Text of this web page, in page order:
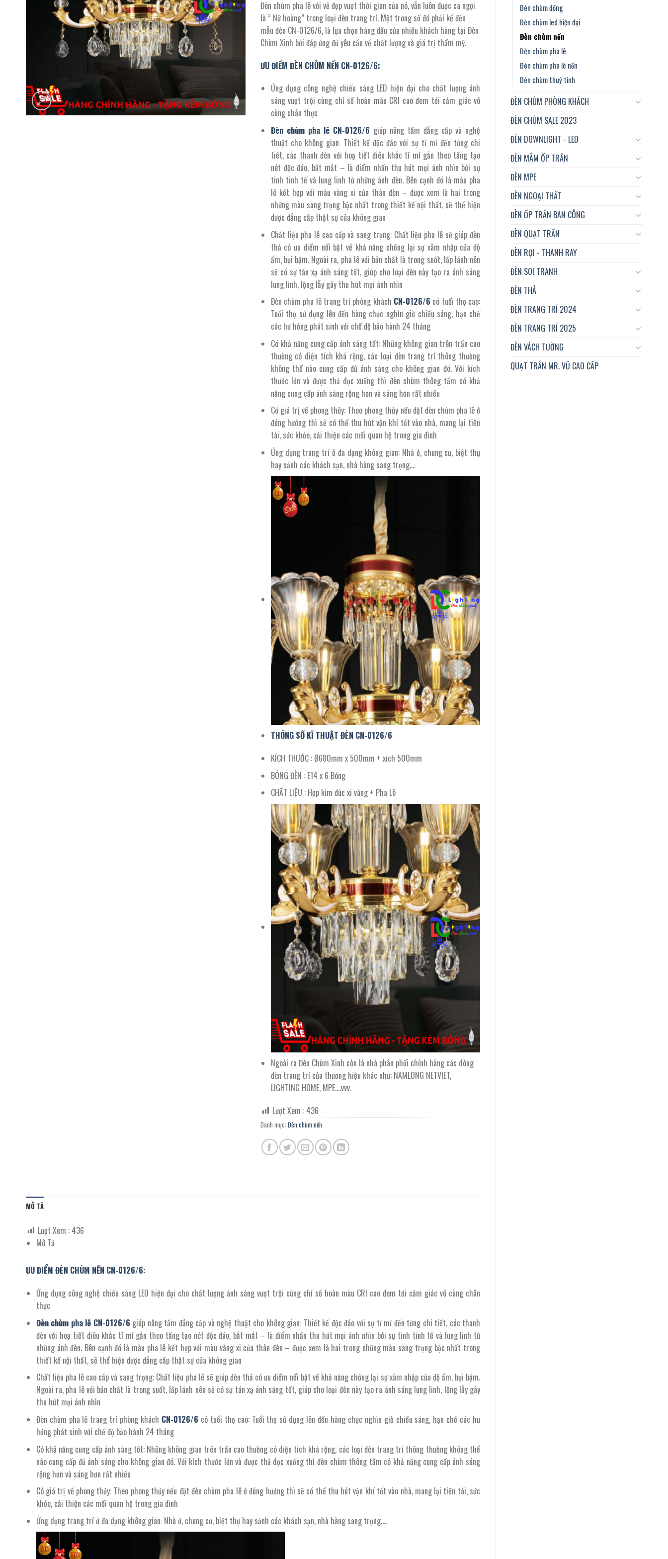
Đèn chùm đồng
Đèn chùm led hiện đại
Đèn chùm nến
Đèn chùm pha lê
Đèn chùm pha lê nến
Đèn chùm thuỷ tinh
ĐÈN CHÙM PHÒNG KHÁCH
ĐÈN CHÙM SALE 2023
ĐÈN DOWNLIGHT - LED
ĐÈN MÂM ỐP TRẦN
ĐÈN MPE
ĐÈN NGOẠI THẤT
ĐÈN ỐP TRẦN BAN CÔNG
ĐÈN QUẠT TRẦN
ĐÈN RỌI - THANH RAY
ĐÈN SOI TRANH
ĐÈN THẢ
ĐÈN TRANG TRÍ 2024
ĐÈN TRANG TRÍ 2025
ĐÈN VÁCH TƯỜNG
QUẠT TRẦN MR. VŨ CAO CẤP
là:
9.828.000 ₫.
tại
là:
5.405.400 ₫.
Đèn chùm pha lê với vẻ đẹp vượt thời gian của nó, vẫn luôn được ca ngợi
là ” Nữ hoàng” trong loại đèn trang trí. Một trong số đó phải kể đến
mẫu đèn CN-0126/6, là lựa chọn hàng đầu của nhiều khách hàng tại Đèn
Chùm Xinh bởi đáp ứng đủ yêu cầu về chất lượng và giá trị thẩm mỹ.
ƯU ĐIỂM ĐÈN CHÙM NẾN CN-0126/6:
Ứng dụng công nghệ chiếu sáng LED hiện đại cho chất lượng ánh
sáng vượt trội cùng chỉ số hoàn màu CRI cao đem tới cảm giác vô
cùng chân thực
Đèn chùm pha lê CN-0126/6 giúp nâng tầm đẳng cấp và nghệ
thuật cho không gian: Thiết kế độc đáo với sự tỉ mỉ đến từng chi
tiết, các thanh đèn với hoạ tiết điêu khắc tỉ mỉ gắn theo tầng tạo
nét độc đáo, bắt mắt – là điểm nhấn thu hút mọi ánh nhìn bởi sự
tinh tinh tế và lung linh từ những ánh đèn. Bên cạnh đó là màu pha
lê kết hợp với màu vàng xi của thân đèn – được xem là hai trong
những màu sang trọng bậc nhất trong thiết kế nội thất, sẽ thể hiện
được đẳng cấp thật sự của không gian
Chất liệu pha lê cao cấp và sang trọng: Chất liệu pha lê sẽ giúp đèn
thả có ưu điểm nổi bật về khả năng chống lại sự xâm nhập của độ
ẩm, bụi bặm. Ngoài ra, pha lê với bản chất là trong suốt, lấp lánh nên
sẽ có sự tán xạ ánh sáng tốt, giúp cho loại đèn này tạo ra ánh sáng
lung linh, lộng lẫy gây thu hút mọi ánh nhìn
Đèn chùm pha lê trang trí phòng khách CN-0126/6 có tuổi thọ cao:
Tuổi thọ sử dụng lên đến hàng chục nghìn giờ chiếu sáng, hạn chế
các hư hỏng phát sinh với chế độ bảo hành 24 tháng
Có khả năng cung cấp ánh sáng tốt: Những không gian trên trần cao
thường có diện tích khá rộng, các loại đèn trang trí thông thường
không thể nào cung cấp đủ ánh sáng cho không gian đó. Với kích
thước lớn và được thả dọc xuống thì đèn chùm thông tầm có khả
năng cung cấp ánh sáng rộng hơn và sáng hơn rất nhiều
Có giá trị về phong thủy: Theo phong thủy nếu đặt đèn chùm pha lê ở
đúng hướng thì sẽ có thể thu hút vận khí tốt vào nhà, mang lại tiền
tài, sức khỏe, cải thiện các mối quan hệ trong gia đình
Ứng dụng trang trí ở đa dạng không gian: Nhà ở, chung cư, biệt thự
hay sảnh các khách sạn, nhà hàng sang trọng,…
THÔNG SỐ KĨ THUẬT ĐÈN CN-0126/6
KÍCH THƯỚC : Ø680mm x 500mm + xích 500mm
BÓNG ĐÈN : E14 x 6 Bóng
CHẤT LIỆU : Hợp kim đúc xi vàng + Pha Lê
Ngoài ra Đèn Chùm Xinh còn là nhà phân phối chính hãng các dòng
đèn trang trí của thương hiệu khác như: NAMLONG NETVIET,
LIGHTING HOME, MPE….vvv.
Lượt Xem : 436
Danh mục: Đèn chùm nến
MÔ TẢ
Lượt Xem : 436
Mô Tả
ƯU ĐIỂM ĐÈN CHÙM NẾN CN-0126/6:
Ứng dụng công nghệ chiếu sáng LED hiện đại cho chất lượng ánh sáng vượt trội cùng chỉ số hoàn màu CRI cao đem tới cảm giác vô cùng chân
thực
Đèn chùm pha lê CN-0126/6 giúp nâng tầm đẳng cấp và nghệ thuật cho không gian: Thiết kế độc đáo với sự tỉ mỉ đến từng chi tiết, các thanh
đèn với hoạ tiết điêu khắc tỉ mỉ gắn theo tầng tạo nét độc đáo, bắt mắt – là điểm nhấn thu hút mọi ánh nhìn bởi sự tinh tinh tế và lung linh từ
những ánh đèn. Bên cạnh đó là màu pha lê kết hợp với màu vàng xi của thân đèn – được xem là hai trong những màu sang trọng bậc nhất trong
thiết kế nội thất, sẽ thể hiện được đẳng cấp thật sự của không gian
Chất liệu pha lê cao cấp và sang trọng: Chất liệu pha lê sẽ giúp đèn thả có ưu điểm nổi bật về khả năng chống lại sự xâm nhập của độ ẩm, bụi bặm.
Ngoài ra, pha lê với bản chất là trong suốt, lấp lánh nên sẽ có sự tán xạ ánh sáng tốt, giúp cho loại đèn này tạo ra ánh sáng lung linh, lộng lẫy gây
thu hút mọi ánh nhìn
Đèn chùm pha lê trang trí phòng khách CN-0126/6 có tuổi thọ cao: Tuổi thọ sử dụng lên đến hàng chục nghìn giờ chiếu sáng, hạn chế các hư
hỏng phát sinh với chế độ bảo hành 24 tháng
Có khả năng cung cấp ánh sáng tốt: Những không gian trên trần cao thường có diện tích khá rộng, các loại đèn trang trí thông thường không thể
nào cung cấp đủ ánh sáng cho không gian đó. Với kích thước lớn và được thả dọc xuống thì đèn chùm thông tầm có khả năng cung cấp ánh sáng
rộng hơn và sáng hơn rất nhiều
Có giá trị về phong thủy: Theo phong thủy nếu đặt đèn chùm pha lê ở đúng hướng thì sẽ có thể thu hút vận khí tốt vào nhà, mang lại tiền tài, sức
khỏe, cải thiện các mối quan hệ trong gia đình
Ứng dụng trang trí ở đa dạng không gian: Nhà ở, chung cư, biệt thự hay sảnh các khách sạn, nhà hàng sang trọng,…